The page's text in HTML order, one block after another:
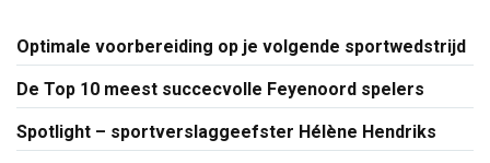
Optimale voorbereiding op je volgende sportwedstrijd
De Top 10 meest succecvolle Feyenoord spelers
Spotlight – sportverslaggeefster Hélène Hendriks